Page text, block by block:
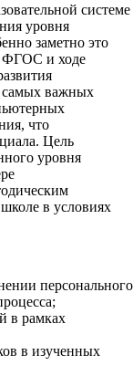
системе
уровня
заметно это
ФГОС и ходе
самых важных
что
Цель
уровня
в условиях
персонального
в рамках
в изученных